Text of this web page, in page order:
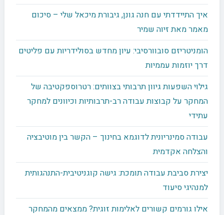
איך התיידדתי עם חנה גונן, גיבורת מיכאל שלי – סיכום
מאמר מאת זיוה שמיר
הומניטריזם סובוורסיבי: עיון מחדש בסולידריות עם פליטים
דרך יוזמות עממיות
גילוי השפעות גיוון תרבותי בצוותים: רטרוספקטיבה של
המחקר על קבוצות עבודה רב-תרבותיות וכיוונים למחקר
עתידי
עבודה סמינריונית לדוגמא בחינוך – הקשר בין מוטיבציה
והצלחה אקדמית
יצירת סביבת עבודה תומכת: גישה קוגניטיבית-התנהגותית
למנהיגי סיעוד
אילו גורמים קשורים לאלימות זוגית? ממצאים מהמחקר